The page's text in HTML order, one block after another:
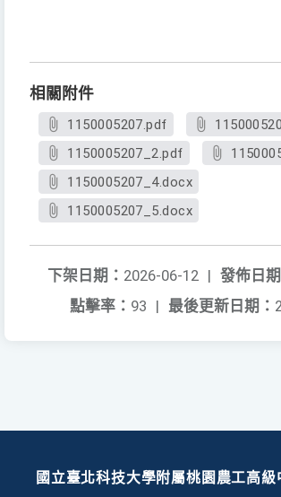
相關附件
1150005207.pdf
1150005207_2.pdf
1150005207_4.docx
1150005207_5.docx
發佈日期
下架日期： 2026-06-12 |
最後更新日期：
點擊率： 93 |
國立臺北科技大學附屬桃園農工高級